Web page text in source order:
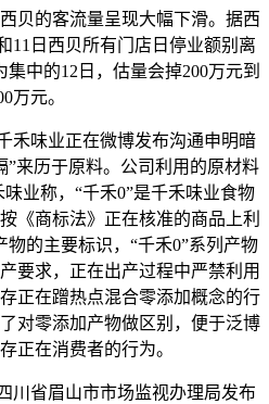
的客流量呈现大幅下滑。据西
11日西贝所有门店日停业额别离
中的12日，估量会掉200万元到
万元。
味业正在微博发布沟通申明暗
”来历于原料。公司利用的原材料
业称，“千禾0”是千禾味业食物
《商标法》正在核准的商品上利
物的主要标识，“千禾0”系列产物
要求，正在出产过程中严禁利用
正在蹭热点混合零添加概念的行
对零添加产物做区别，便于泛博
正在消费者的行为。
省眉山市市场监视办理局发布